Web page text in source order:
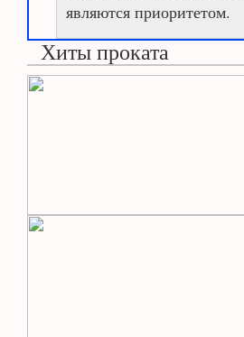
являются приоритетом.
Хиты проката